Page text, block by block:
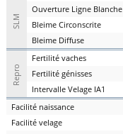
SLM
Ouverture Ligne Blanche
Bleime Circonscrite
Bleime Diffuse
Repro
Fertilité vaches
Fertilité génisses
Intervalle Velage IA1
Facilité naissance
Facilité velage